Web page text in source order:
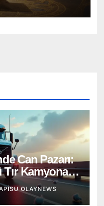
Can Pazarı:
Tır Kamyona
OLAYNEWS